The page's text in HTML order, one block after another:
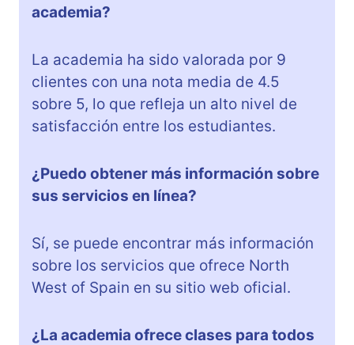
academia?
La academia ha sido valorada por 9
clientes con una nota media de 4.5
sobre 5, lo que refleja un alto nivel de
satisfacción entre los estudiantes.
¿Puedo obtener más información sobre
sus servicios en línea?
Sí, se puede encontrar más información
sobre los servicios que ofrece North
West of Spain en su sitio web oficial.
¿La academia ofrece clases para todos